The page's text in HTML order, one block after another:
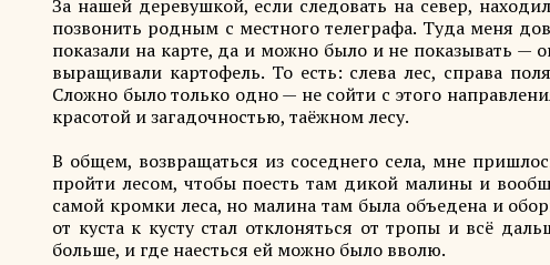
За нашей деревушкой, если следовать на север,
позвонить родным с местного телеграфа. Туда меня
показали на карте, да и можно было и не показывать
выращивали картофель. То есть: слева лес, справа
Сложно было только одно — не сойти с этого
красотой и загадочностью, таёжном лесу.
В общем, возвращаться из соседнего села, мне
пройти лесом, чтобы поесть там дикой малины и
самой кромки леса, но малина там была объедена и
от куста к кусту стал отклоняться от тропы и всё
больше, и где наесться ей можно было вволю.